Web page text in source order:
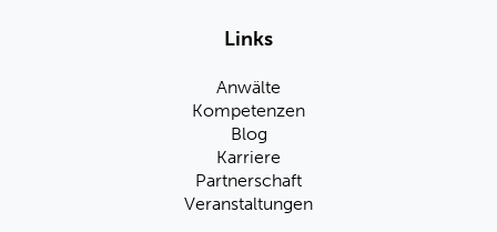
Links
Anwälte
Kompetenzen
Blog
Karriere
Partnerschaft
Veranstaltungen